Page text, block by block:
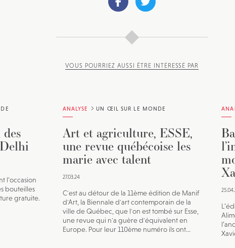
VOUS POURRIEZ AUSSI ÊTRE INTÉRESSÉ PAR
l’occasion
bouteilles
gratuite.
ANALYSE UN ŒIL SUR LE MONDE
Art et agriculture, ESSE,
une revue québécoise les
marie avec talent
27.03.24
C'est au détour de la 11ème édition de Manif
d'Art, la Biennale d'art contemporain de la
ville de Québec, que l'on est tombé sur Esse,
une revue qui n'a guère d'équivalent en
Europe. Pour leur 110ème numéro ils ont...